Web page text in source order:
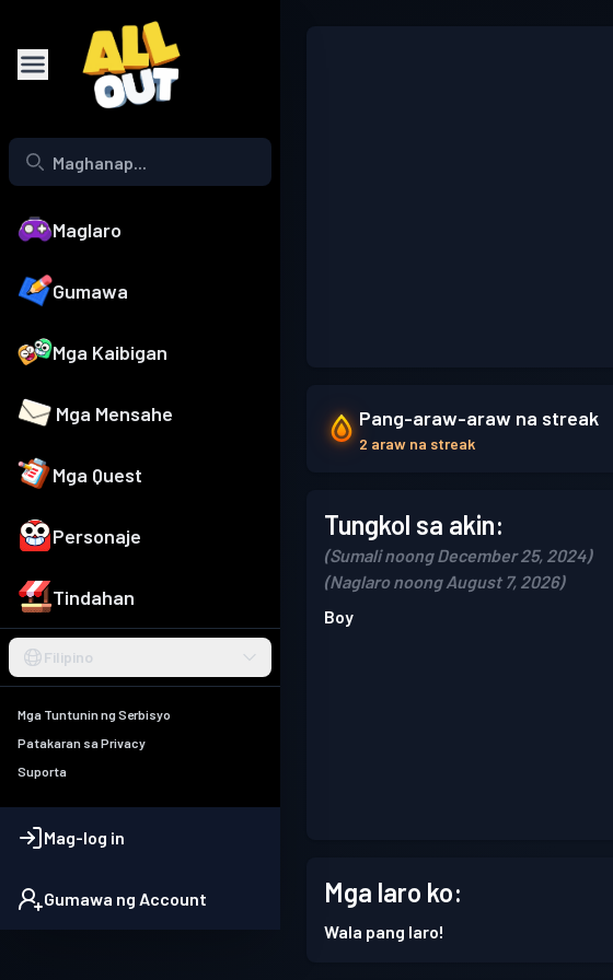
Maglaro
Gumawa
Mga Kaibigan
Mga Mensahe
Mga Quest
Personaje
Tindahan
Filipino
Mga Tuntunin ng Serbisyo
Patakaran sa Privacy
Suporta
Mag-log in
Gumawa ng Account
Pang-araw-araw na streak
2 araw na streak
Tungkol sa akin:
(Sumali noong December 25, 2024)
(Naglaro noong August 7, 2026)
Boy
Mga laro ko:
Wala pang laro!